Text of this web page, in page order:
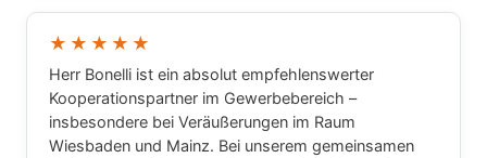
und können Herrn Bonelli uneingeschränkt
weiterempfehlen. Vielen Dank für die hervorragende
★★★★★
Herr Bonelli ist ein absolut empfehlenswerter
Kooperationspartner im Gewerbebereich –
insbesondere bei Veräußerungen im Raum
Wiesbaden und Mainz. Bei unserem gemeinsamen